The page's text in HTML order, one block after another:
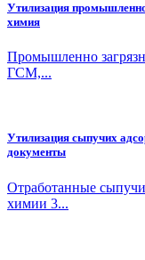
Утилизация
химия
Промышленно
ГСМ,...
Утилизация сыпучих
документы
Отработанные
химии 3...